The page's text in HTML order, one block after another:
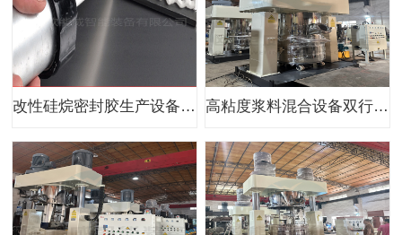
改性硅烷密封胶生产设备厂家 高粘度浆料混合设备双行星分散搅拌机